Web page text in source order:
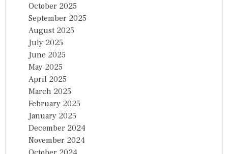
October 2025
September 2025
August 2025
July 2025
June 2025
May 2025
April 2025
March 2025
February 2025
January 2025
December 2024
November 2024